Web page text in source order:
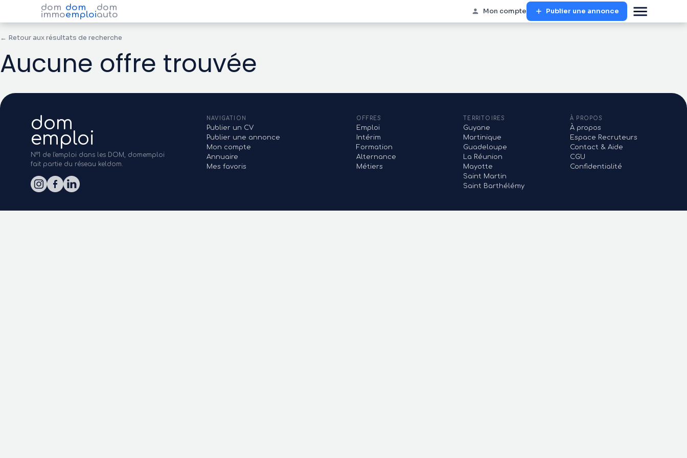
dom
immo
dom
emploi
dom
auto Mon compte Publier une annonce
← Retour aux résultats de recherche
Aucune offre trouvée
dom
emploi
N°1 de l'emploi dans les DOM, domemploi
fait partie du réseau keldom.
NAVIGATION
Publier un CV
Publier une annonce
Mon compte
Annuaire
Mes favoris
OFFRES
Emploi
Intérim
Formation
Alternance
Métiers
TERRITOIRES
Guyane
Martinique
Guadeloupe
La Réunion
Mayotte
Saint Martin
Saint Barthélémy
À PROPOS
À propos
Espace Recruteurs
Contact & Aide
CGU
Confidentialité